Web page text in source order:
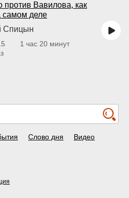
против Вавилова, как
самом деле
Спицын
1 час 20 минут
Слово дня Видео